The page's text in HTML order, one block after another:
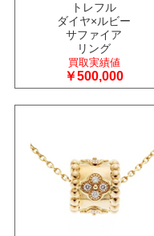
トレフル
ダイヤ×ルビー
サファイア
リング
買取実績値
￥500,000